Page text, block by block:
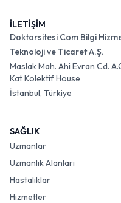
İLETİŞİM
Doktorsitesi Com Bilgi
Teknoloji ve Ticaret A.Ş.
Maslak Mah. Ahi Evran Cd.
Kat Kolektif House
İstanbul, Türkiye
SAĞLIK
Uzmanlar
Uzmanlık Alanları
Hastalıklar
Hizmetler